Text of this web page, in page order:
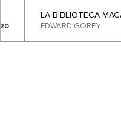
LA BIBLIOTECA
EDWARD GOREY